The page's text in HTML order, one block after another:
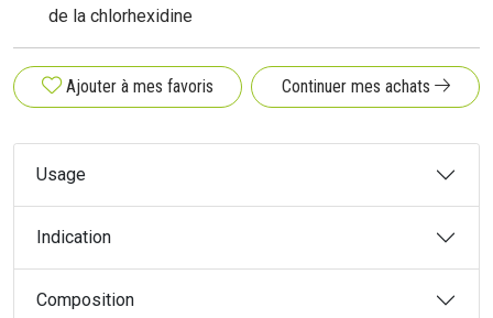
de la chlorhexidine
Ajouter à mes favoris Continuer mes achats
Usage
Indication
Composition